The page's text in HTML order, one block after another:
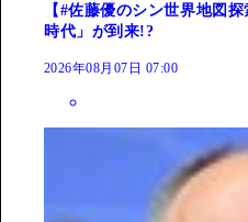
【#佐藤優のシン世界地図
時代」が到来!?
2026年08月07日 07:00